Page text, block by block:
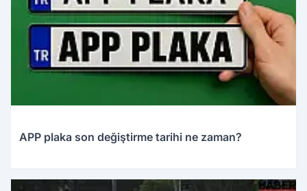
APP plaka son değiştirme tarihi ne zaman?